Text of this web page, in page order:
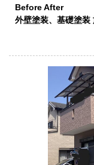
Before
外壁塗装、基礎塗装